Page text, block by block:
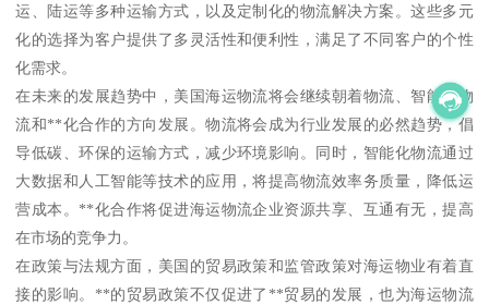
运、陆运等多种运输方式，以及定制化的物流解决方案。这些多元
化的选择为客户提供了多灵活性和便利性，满足了不同客户的个性
化需求。
在未来的发展趋势中，美国海运物流将会继续朝着物流、智能化物
流和**化合作的方向发展。物流将会成为行业发展的必然趋势，倡
导低碳、环保的运输方式，减少环境影响。同时，智能化物流通过
大数据和人工智能等技术的应用，将提高物流效率务质量，降低运
营成本。**化合作将促进海运物流企业资源共享、互通有无，提高
在市场的竞争力。
在政策与法规方面，美国的贸易政策和监管政策对海运物业有着直
接的影响。**的贸易政策不仅促进了**贸易的发展，也为海运物流